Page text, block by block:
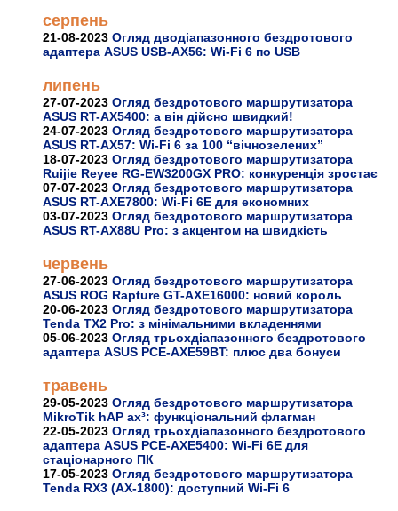
серпень
21-08-2023 Огляд дводіапазонного бездротового
адаптера ASUS USB-AX56: Wi-Fi 6 по USB
липень
27-07-2023 Огляд бездротового маршрутизатора
ASUS RT-AX5400: а він дійсно швидкий!
24-07-2023 Огляд бездротового маршрутизатора
ASUS RT-AX57: Wi-Fi 6 за 100 “вічнозелених”
18-07-2023 Огляд бездротового маршрутизатора
Ruijie Reyee RG-EW3200GX PRO: конкуренція зростає
07-07-2023 Огляд бездротового маршрутизатора
ASUS RT-AXE7800: Wi-Fi 6E для економних
03-07-2023 Огляд бездротового маршрутизатора
ASUS RT-AX88U Pro: з акцентом на швидкість
червень
27-06-2023 Огляд бездротового маршрутизатора
ASUS ROG Rapture GT-AXE16000: новий король
20-06-2023 Огляд бездротового маршрутизатора
Tenda TX2 Pro: з мінімальними вкладеннями
05-06-2023 Огляд трьохдіапазонного бездротового
адаптера ASUS PCE-AXE59BT: плюс два бонуси
травень
29-05-2023 Огляд бездротового маршрутизатора
MikroTik hAP ax³: функціональний флагман
22-05-2023 Огляд трьохдіапазонного бездротового
адаптера ASUS PCE-AXE5400: Wi-Fi 6E для
стаціонарного ПК
17-05-2023 Огляд бездротового маршрутизатора
Tenda RX3 (AX-1800): доступний Wi-Fi 6